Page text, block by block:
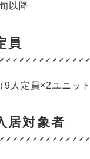
以降
員
9人定員×2ユニット
居対象者